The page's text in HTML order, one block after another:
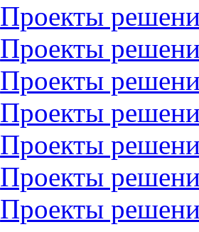
Проекты
Проекты
Проекты
Проекты
Проекты
Проекты
Проекты